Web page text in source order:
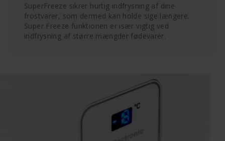
SuperFreeze sikrer hurtig indfrysning af dine
frostvarer, som dermed kan holde sige længere.
Super Freeze funktionen er især vigtig ved
indfrysning af større mængder fødevarer.